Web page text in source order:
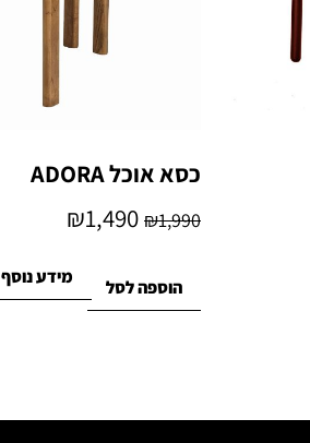
כסא אוכל ADORA
₪1,990
₪1,490
הוספה לסל מידע נוסף